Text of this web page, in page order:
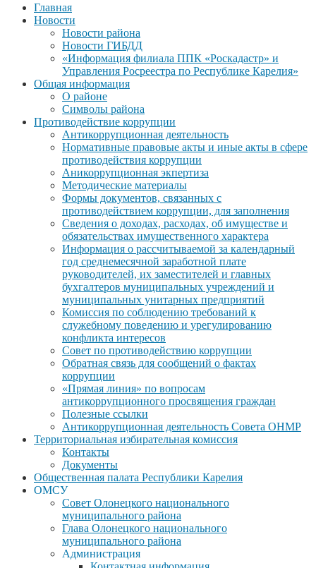
Главная
Новости
Новости района
Новости ГИБДД
«Информация филиала ППК «Роскадастр» и
Управления Росреестра по Республике Карелия»
Общая информация
О районе
Символы района
Противодействие коррупции
Антикоррупционная деятельность
Нормативные правовые акты и иные акты в сфере
противодействия коррупции
Аникоррупционная экпертиза
Методические материалы
Формы документов, связанных с
противодействием коррупции, для заполнения
Сведения о доходах, расходах, об имуществе и
обязательствах имущественного характера
Информация о рассчитываемой за календарный
год среднемесячной заработной плате
руководителей, их заместителей и главных
бухгалтеров муниципальных учреждений и
муниципальных унитарных предприятий
Комиссия по соблюдению требований к
служебному поведению и урегулированию
конфликта интересов
Совет по противодействию коррупции
Обратная связь для сообщений о фактах
коррупции
«Прямая линия» по вопросам
антикоррупционного просвящения граждан
Полезные ссылки
Антикоррупционная деятельность Совета ОНМР
Территориальная избирательная комиссия
Контакты
Документы
Общественная палата Республики Карелия
ОМСУ
Совет Олонецкого национального
муниципального района
Глава Олонецкого национального
муниципального района
Администрация